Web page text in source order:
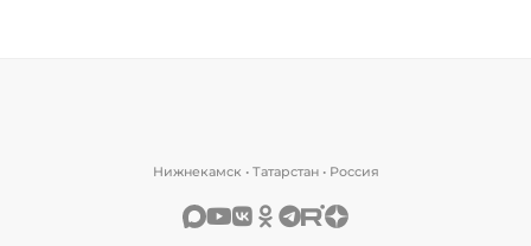
Нижнекамск • Татарстан • Россия